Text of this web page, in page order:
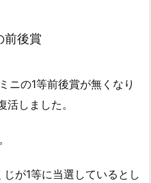
前後賞
ニの1等前後賞が無くなり
しました。
が1等に当選しているとし